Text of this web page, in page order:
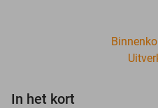
In het kort